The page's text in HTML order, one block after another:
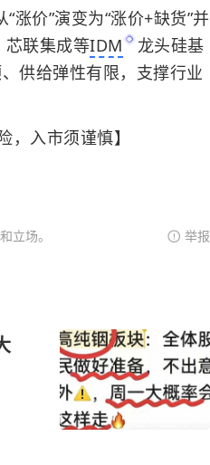
价”演变为“涨价+缺货”并
芯联集成等IDM
龙头硅基
供给弹性有限，支撑行业
，入市须谨慎】
立场。 举报